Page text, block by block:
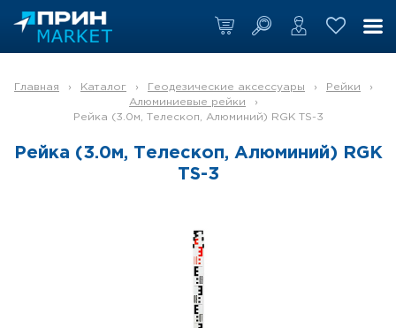
Главная › Каталог › Геодезические аксессуары › Рейки
›
Алюминиевые рейки
›
Рейка (3.0м, Телескоп, Алюминий) RGK TS-3
Рейка (3.0м, Телескоп, Алюминий) RGK
TS-3